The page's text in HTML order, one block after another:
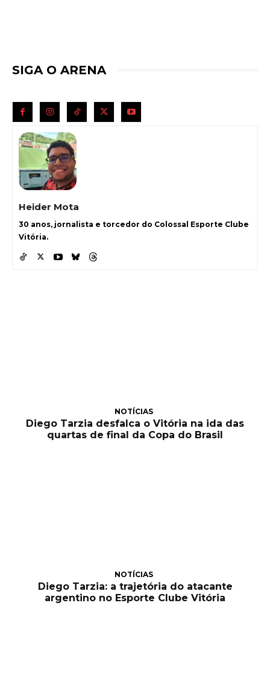
SIGA O ARENA
Heider Mota
30 anos, jornalista e torcedor do Colossal Esporte Clube
Vitória.
NOTÍCIAS
Diego Tarzia desfalca o Vitória na ida das
quartas de final da Copa do Brasil
NOTÍCIAS
Diego Tarzia: a trajetória do atacante
argentino no Esporte Clube Vitória